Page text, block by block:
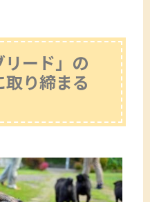
リード」の
り締まる